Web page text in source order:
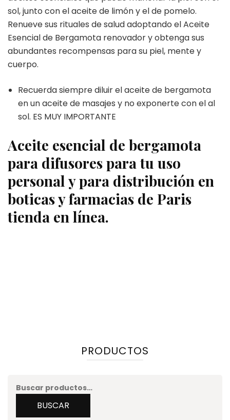
sol, junto con el aceite de limón y el de pomelo.
Renueve sus rituales de salud adoptando el Aceite
Esencial de Bergamota renovador y obtenga sus
abundantes recompensas para su piel, mente y
cuerpo.
Recuerda siempre diluir el aceite de bergamota
en un aceite de masajes y no exponerte con el al
sol. ES MUY IMPORTANTE
Aceite esencial de bergamota
para difusores para tu uso
personal y para distribución en
boticas y farmacias de Paris
tienda en línea.
PRODUCTOS
BUSCAR